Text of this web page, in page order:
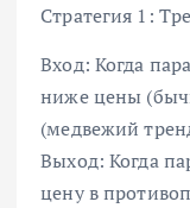
Стратегия 1:
Вход: Когда
ниже цены
(медвежий
Выход: Когда
цену в